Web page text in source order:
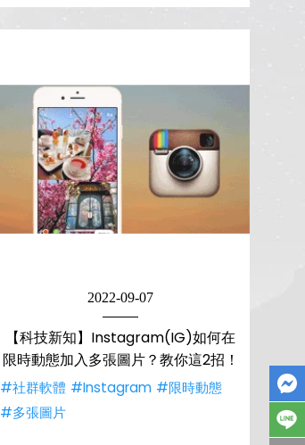
2022-09-07
【科技新知】Instagram(IG)如何在
限時動態加入多張圖片？教你這2招！
#社群軟體 #Instagram #限時動態
#多張圖片